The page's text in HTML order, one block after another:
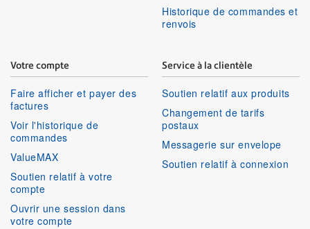
Historique de commandes et
renvois
Votre compte
Faire afficher et payer des
factures
Voir l'historique de
commandes
ValueMAX
Soutien relatif à votre
compte
Ouvrir une session dans
votre compte
Service à la clientèle
Soutien relatif aux produits
Changement de tarifs
postaux
Messagerie sur envelope
Soutien relatif à connexion